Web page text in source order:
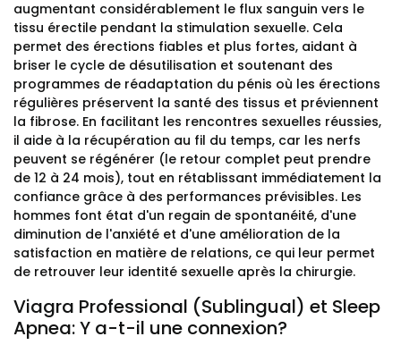
augmentant considérablement le flux sanguin vers le
tissu érectile pendant la stimulation sexuelle. Cela
permet des érections fiables et plus fortes, aidant à
briser le cycle de désutilisation et soutenant des
programmes de réadaptation du pénis où les érections
régulières préservent la santé des tissus et préviennent
la fibrose. En facilitant les rencontres sexuelles réussies,
il aide à la récupération au fil du temps, car les nerfs
peuvent se régénérer (le retour complet peut prendre
de 12 à 24 mois), tout en rétablissant immédiatement la
confiance grâce à des performances prévisibles. Les
hommes font état d'un regain de spontanéité, d'une
diminution de l'anxiété et d'une amélioration de la
satisfaction en matière de relations, ce qui leur permet
de retrouver leur identité sexuelle après la chirurgie.
Viagra Professional (Sublingual) et Sleep
Apnea: Y a-t-il une connexion?